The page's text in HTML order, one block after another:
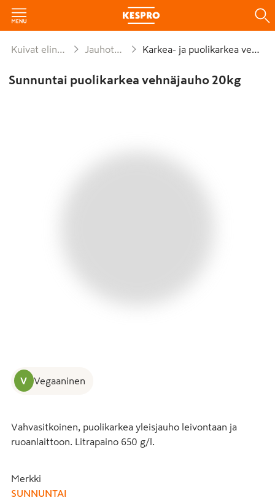
Kuivat elintarvikkeet ja säilykkeet Jauhot ja leivontaseokset Karkea- ja puolikarkea vehnäjauho
Sunnuntai puolikarkea vehnäjauho 20kg
V Vegaaninen
Vahvasitkoinen, puolikarkea yleisjauho leivontaan ja
ruoanlaittoon. Litrapaino 650 g/l.
Merkki
SUNNUNTAI